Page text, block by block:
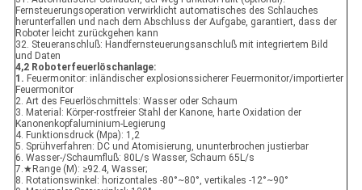
Fernsteuerungsoperation verwirklicht automatisches des Schlauches
herunterfallen und nach dem Abschluss der Aufgabe, garantiert, dass der
Roboter leicht zurückgehen kann
32. Steueranschluß: Handfernsteuerungsanschluß mit integriertem Bild
und Daten
4,2 Roboterfeuerlöschanlage:
1. Feuermonitor: inländischer explosionssicherer Feuermonitor/importierter
Feuermonitor
2. Art des Feuerlöschmittels: Wasser oder Schaum
3. Material: Körper-rostfreier Stahl der Kanone, harte Oxidation der
Kanonenkopfaluminium-Legierung
4. Funktionsdruck (Mpa): 1,2
5. Sprühverfahren: DC und Atomisierung, ununterbrochen justierbar
6. Wasser-/Schaumfluß: 80L/s Wasser, Schaum 65L/s
7.★Range (M): ≥92.4, Wasser;
8. Rotationswinkel: horizontales -80°~80°, vertikales -12°~90°